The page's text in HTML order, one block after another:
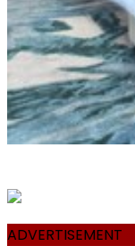
ADVERTISEMENT